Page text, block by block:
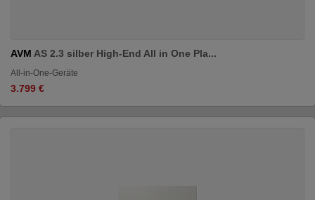
AVM AS 2.3 silber High-End All in One Pla...
All-in-One-Geräte
3.799 €